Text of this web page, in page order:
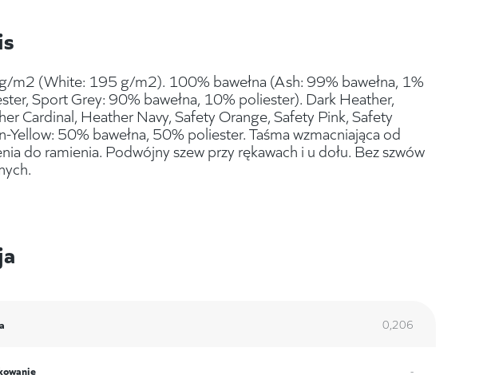
m2 (White: 195 g/m2). 100% bawełna (Ash: 99% bawełna, 1%
Sport Grey: 90% bawełna, 10% poliester). Dark Heather,
Cardinal, Heather Navy, Safety Orange, Safety Pink, Safety
Yellow: 50% bawełna, 50% poliester. Taśma wzmacniająca od
do ramienia. Podwójny szew przy rękawach i u dołu. Bez szwów
0,206
-